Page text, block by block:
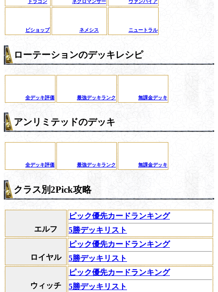
ドラゴン ネクロマンサー ヴァンパイア
ビショップ ネメシス ニュートラル
ローテーションのデッキレシピ
全デッキ評価 最強デッキランク 無課金デッキ
アンリミテッドのデッキ
全デッキ評価 最強デッキランク 無課金デッキ
クラス別2Pick攻略
エルフ
ピック優先カードランキング
5勝デッキリスト
ロイヤル
ピック優先カードランキング
5勝デッキリスト
ウィッチ
ピック優先カードランキング
5勝デッキリスト